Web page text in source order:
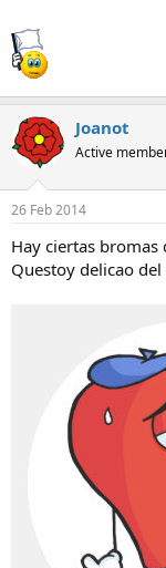
Joanot
Active
26 Feb 2014
Hay ciertas bromas
Questoy delicao del